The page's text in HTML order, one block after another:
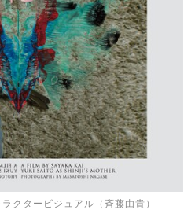
クタービジュアル（斉藤由貴）